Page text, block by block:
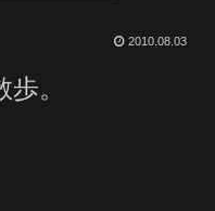
2010.08.03
。